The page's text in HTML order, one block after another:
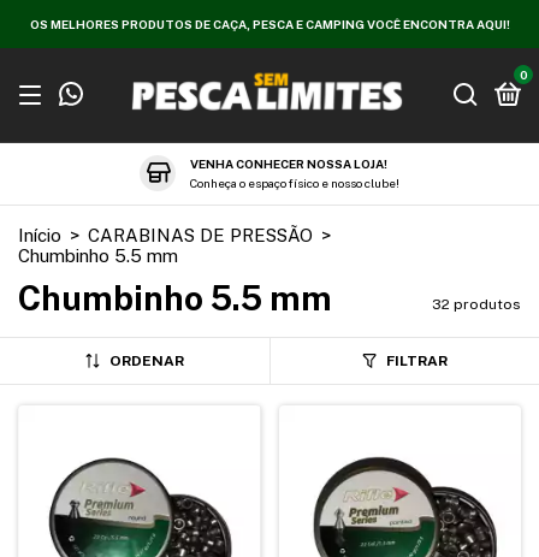
OS MELHORES PRODUTOS DE CAÇA, PESCA E CAMPING VOCÊ ENCONTRA AQUI!
0
VENHA CONHECER NOSSA LOJA!
Conheça o espaço físico e nosso clube!
Início > CARABINAS DE PRESSÃO >
Chumbinho 5.5 mm
Chumbinho 5.5 mm 32 produtos
ORDENAR FILTRAR